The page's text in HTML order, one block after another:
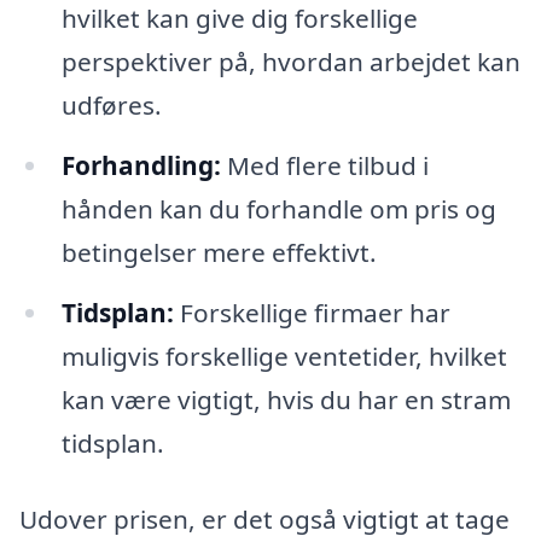
hvilket kan give dig forskellige
perspektiver på, hvordan arbejdet kan
udføres.
Forhandling: Med flere tilbud i
hånden kan du forhandle om pris og
betingelser mere effektivt.
Tidsplan: Forskellige firmaer har
muligvis forskellige ventetider, hvilket
kan være vigtigt, hvis du har en stram
tidsplan.
Udover prisen, er det også vigtigt at tage